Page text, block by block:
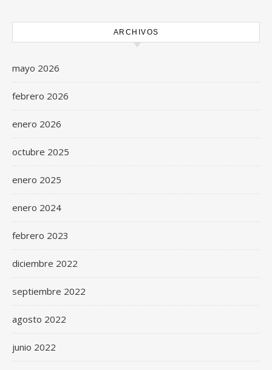
ARCHIVOS
mayo 2026
febrero 2026
enero 2026
octubre 2025
enero 2025
enero 2024
febrero 2023
diciembre 2022
septiembre 2022
agosto 2022
junio 2022